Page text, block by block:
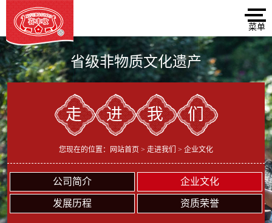
省级非物质文化遗产
走进我们
您现在的位置： 网站首页 > 走进我们 > 企业文化
公司简介 企业文化
发展历程 资质荣誉